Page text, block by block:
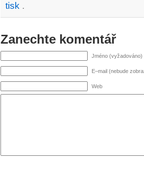
tisk .
Zanechte komentář
Jméno (vyžadováno)
E–mail (nebude
Web